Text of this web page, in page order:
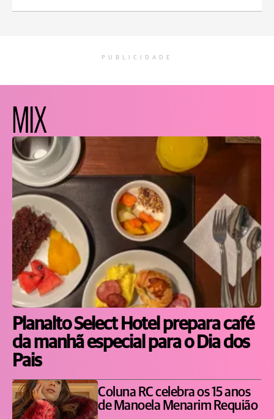
PUBLICIDADE
MIX
Planalto Select Hotel prepara café
da manhã especial para o Dia dos
Pais
Coluna RC celebra os 15 anos
de Manoela Menarim Requião